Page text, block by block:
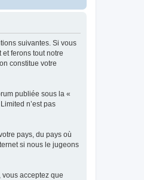
suivantes. Si vous
ferons tout notre
constitue votre
publiée sous la «
n’est pas
pays, du pays où
si nous le jugeons
acceptez que